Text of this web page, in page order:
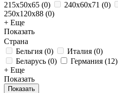
215x50x65 (0) 240x60x71 (0)
250x120x88 (0)
+ Еще
Показать
Страна
Бельгия (0) Италия (0)
Беларусь (0) Германия (12)
+ Еще
Показать
Показать